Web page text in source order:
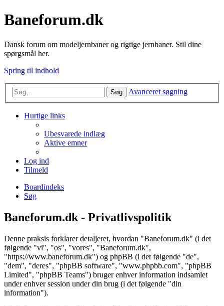
Baneforum.dk
Dansk forum om modeljernbaner og rigtige jernbaner. Stil dine
spørgsmål her.
Spring til indhold
Søg Avanceret søgning
Hurtige links
Ubesvarede indlæg
Aktive emner
Log ind
Tilmeld
Boardindeks
Søg
Baneforum.dk - Privatlivspolitik
Denne praksis forklarer detaljeret, hvordan "Baneforum.dk" (i det
følgende "vi", "os", "vores", "Baneforum.dk",
"https://www.baneforum.dk") og phpBB (i det følgende "de",
"dem", "deres", "phpBB software", "www.phpbb.com", "phpBB
Limited", "phpBB Teams") bruger enhver information indsamlet
under enhver session under din brug (i det følgende "din
information").